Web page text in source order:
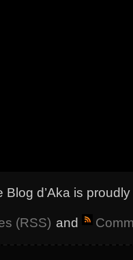
Blog d’Aka is
(RSS) and